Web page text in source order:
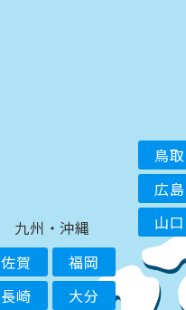
鳥取
広島
山口
九州・沖縄
佐賀
福岡
長崎
大分